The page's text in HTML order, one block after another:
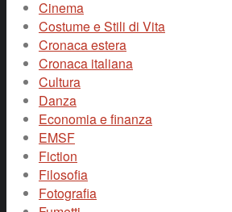
Cinema
Costume e Stili di Vita
Cronaca estera
Cronaca italiana
Cultura
Danza
Economia e finanza
EMSF
Fiction
Filosofia
Fotografia